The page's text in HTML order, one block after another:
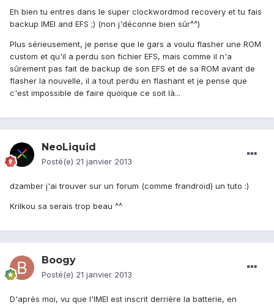
Eh bien tu entres dans le super clockwordmod recovery et tu fais
backup IMEI and EFS ;) (non j'déconne bien sûr^^)
Plus sérieusement, je pense que le gars a voulu flasher une ROM
custom et qu'il a perdu son fichier EFS, mais comme il n'a
sûrement pas fait de backup de son EFS et de sa ROM avant de
flasher la nouvelle, il a tout perdu en flashant et je pense que
c'est impossible de faire quoique ce soit là...
NeoLiquid
Posté(e) 21 janvier 2013
dzamber j'ai trouver sur un forum (comme frandroid) un tuto :)
Krilkou sa serais trop beau ^^
Boogy
Posté(e) 21 janvier 2013
D'après moi, vu que l'IMEI est inscrit derrière la batterie, en